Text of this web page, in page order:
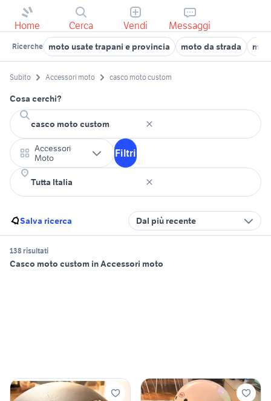
Home Cerca Vendi Messaggi
Ricerche moto usate trapani e provincia moto da strada
Subito Accessori moto casco moto custom
Cosa cerchi?
Accessori
Moto
Filtri
Salva ricerca Dal più recente
138 risultati
Casco moto custom in Accessori moto